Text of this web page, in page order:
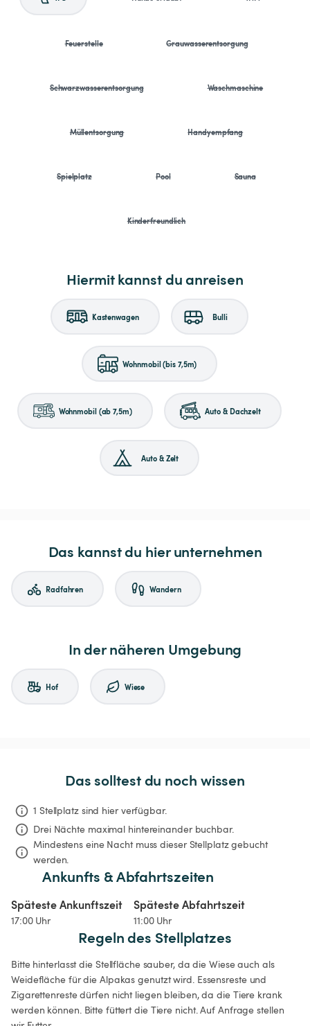
Feuerstelle Grauwasserentsorgung
Schwarzwasserentsorgung Waschmaschine
Müllentsorgung Handyempfang
Spielplatz Pool Sauna
Kinderfreundlich
Hiermit kannst du anreisen
Kastenwagen Bulli
Wohnmobil (bis 7,5m)
Wohnmobil (ab 7,5m) Auto & Dachzelt
Auto & Zelt
Das kannst du hier unternehmen
Radfahren Wandern
In der näheren Umgebung
Hof Wiese
Das solltest du noch wissen
1 Stellplatz sind hier verfügbar.
Drei Nächte maximal hintereinander buchbar.
Mindestens eine Nacht muss dieser Stellplatz gebucht
werden.
Ankunfts & Abfahrtszeiten
Späteste Ankunftszeit
17:00 Uhr
Späteste Abfahrtszeit
11:00 Uhr
Regeln des Stellplatzes
Bitte hinterlasst die Stellfläche sauber, da die Wiese auch als
Weidefläche für die Alpakas genutzt wird. Essensreste und
Zigarettenreste dürfen nicht liegen bleiben, da die Tiere krank
werden können. Bitte füttert die Tiere nicht. Auf Anfrage stellen